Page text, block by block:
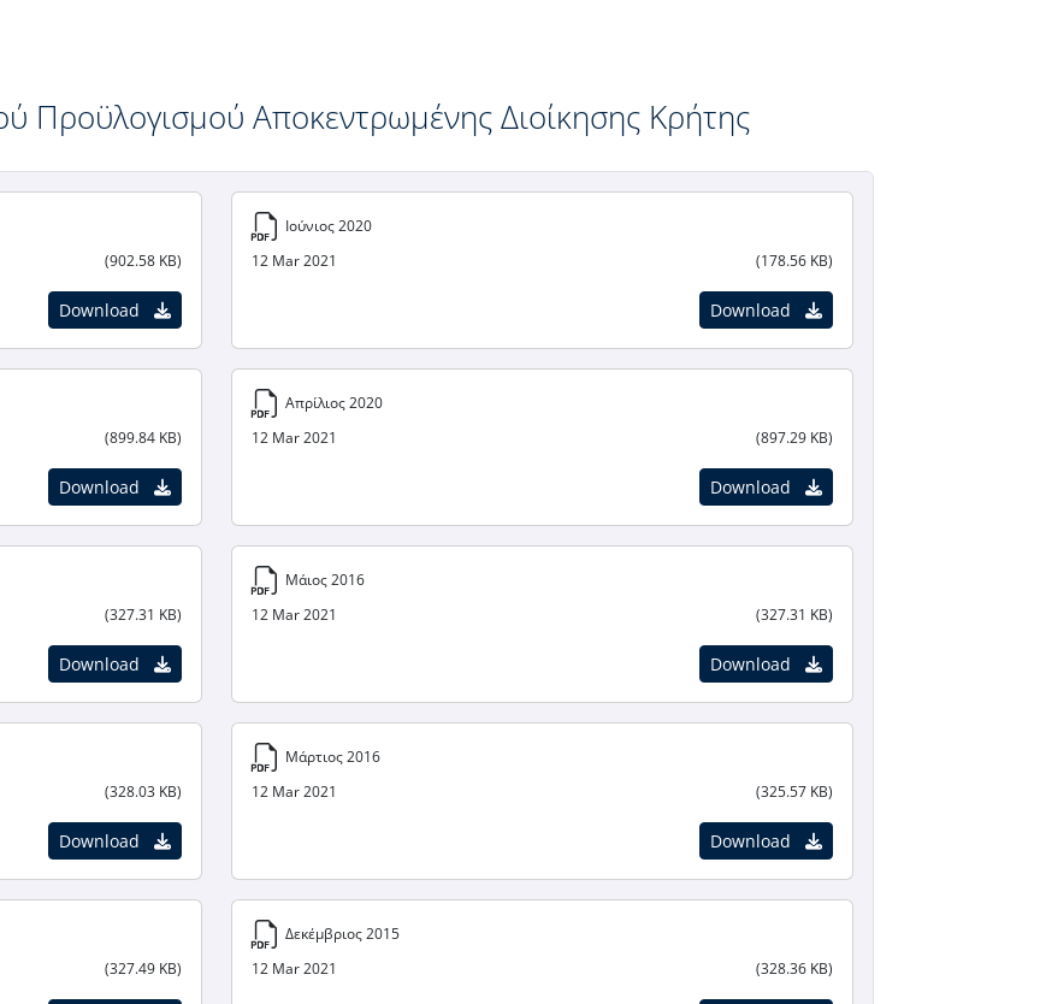
Προϋλογισμού Αποκεντρωμένης Διοίκησης Κρήτης
(902.58 KB)
Download
Ιούνιος 2020
12 Mar 2021
(178.56 KB)
Download
(899.84 KB)
Download
Απρίλιος 2020
12 Mar 2021
(897.29 KB)
Download
(327.31 KB)
Download
Μάιος 2016
12 Mar 2021
(327.31 KB)
Download
(328.03 KB)
Download
Μάρτιος 2016
12 Mar 2021
(325.57 KB)
Download
(327.49 KB)
Δεκέμβριος 2015
12 Mar 2021
(328.36 KB)